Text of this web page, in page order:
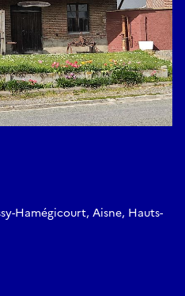
Hamégicourt, Aisne, Hauts-